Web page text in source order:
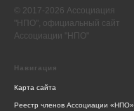
© 2017-2026 Ассоциация
"НПО", официальный сайт
Ассоциации "НПО"
Навигация
Карта сайта
Реестр членов Ассоциации «НПО»